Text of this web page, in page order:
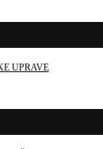
UPRAVE